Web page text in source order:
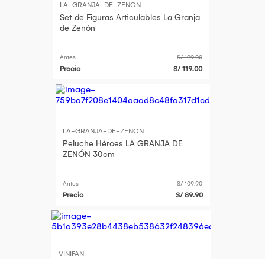
LA-GRANJA-DE-ZENON
Set de Figuras Articulables La Granja
de Zenón
Antes S/ 199.00
Precio S/ 119.00
LA-GRANJA-DE-ZENON
Peluche Héroes LA GRANJA DE
ZENÓN 30cm
Antes S/ 109.90
Precio S/ 89.90
VINIFAN